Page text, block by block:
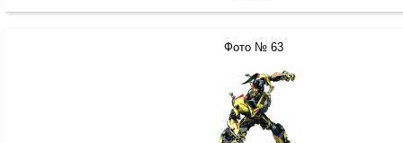
Фото № 63